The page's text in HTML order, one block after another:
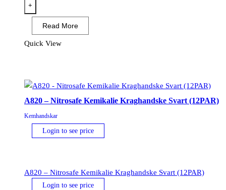
Heavyweight
Latex
Rubber
Gauntlet
+
Read More
Quick View
A820 – Nitrosafe Kemikalie Kraghandske Svart (12PAR)
Kemhandskar
Login to see price
A820 – Nitrosafe Kemikalie Kraghandske Svart (12PAR)
Login to see price